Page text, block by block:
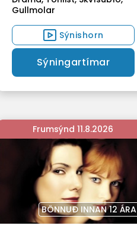
Gullmolar
Sýnishorn
Sýningartímar
Frumsýnd 11.8.2026
BÖNNUÐ INNAN 12 ÁRA